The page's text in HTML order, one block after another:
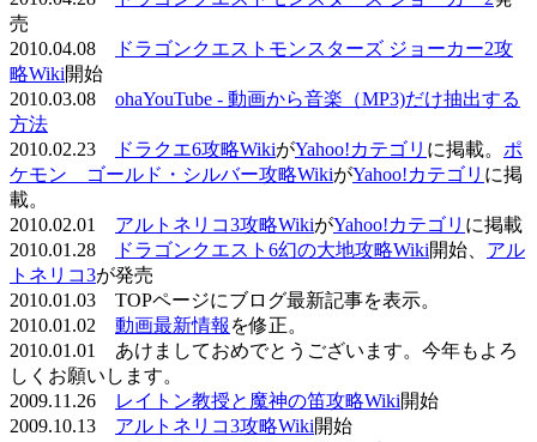
売
2010.04.08
ドラゴンクエストモンスターズ ジョーカー2攻
略Wiki開始
2010.03.08 ohaYouTube - 動画から音楽（MP3)だけ抽出する
方法
2010.02.23
ドラクエ6攻略WikiがYahoo!カテゴリ に掲載。 ポ
ケモン ゴールド・シルバー攻略WikiがYahoo!カテゴリ に掲
載。
2010.02.01 アルトネリコ3攻略WikiがYahoo!カテゴリ に掲載
2010.01.28
ドラゴンクエスト6幻の大地攻略Wiki開始、 アル
トネリコ3が発売
2010.01.03 TOPページにブログ最新記事を表示。
2010.01.02 動画最新情報 を修正。
2010.01.01 あけましておめでとうございます。今年もよろ
しくお願いします。
2009.11.26
レイトン教授と魔神の笛攻略Wiki開始
2009.10.13 アルトネリコ3攻略Wiki開始